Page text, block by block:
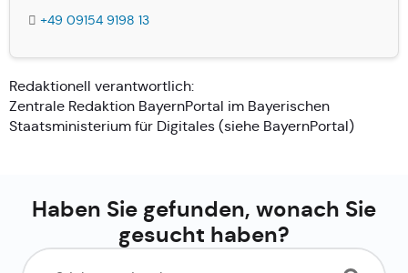
+49 09154 9198 13
Redaktionell verantwortlich:
Zentrale Redaktion BayernPortal im Bayerischen
Staatsministerium für Digitales (siehe BayernPortal)
Haben Sie gefunden, wonach Sie
gesucht haben?